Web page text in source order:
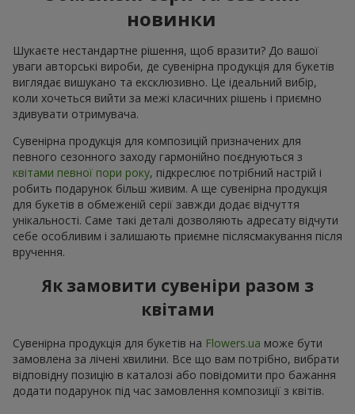
новинки
Шукаєте нестандартне рішення, щоб вразити? До вашої
уваги авторські вироби, де сувенірна продукція для букетів
виглядає вишукано та ексклюзивно. Це ідеальний вибір,
коли хочеться вийти за межі класичних рішень і приємно
здивувати отримувача.
Сувенірна продукція для композицій призначених для
певного сезонного заходу гармонійно поєднуються з
квітами певної пори року, підкреслює потрібний настрій і
робить подарунок більш живим. А ще сувенірна продукція
для букетів в обмеженій серії завжди додає відчуття
унікальності. Саме такі деталі дозволяють адресату відчути
себе особливим і залишають приємне післясмакування після
вручення.
Як замовити сувеніри разом з
квітами
Сувенірна продукція для букетів на Flowers.ua може бути
замовлена за лічені хвилини. Все що вам потрібно, вибрати
відповідну позицію в каталозі або повідомити про бажання
додати подарунок під час замовлення композиції з квітів.